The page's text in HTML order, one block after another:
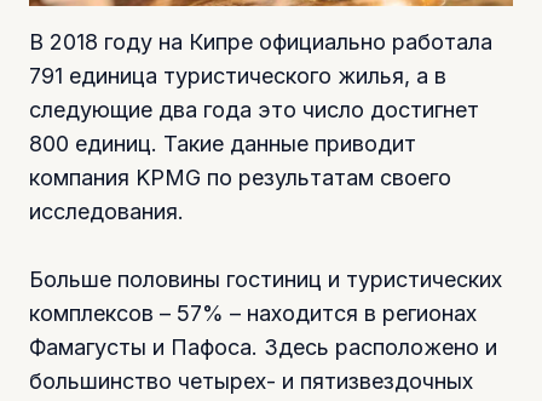
В 2018 году на Кипре официально работала
791 единица туристического жилья, а в
следующие два года это число достигнет
800 единиц. Такие данные приводит
компания KPMG по результатам своего
исследования.
Больше половины гостиниц и туристических
комплексов – 57% – находится в регионах
Фамагусты и Пафоса. Здесь расположено и
большинство четырех- и пятизвездочных